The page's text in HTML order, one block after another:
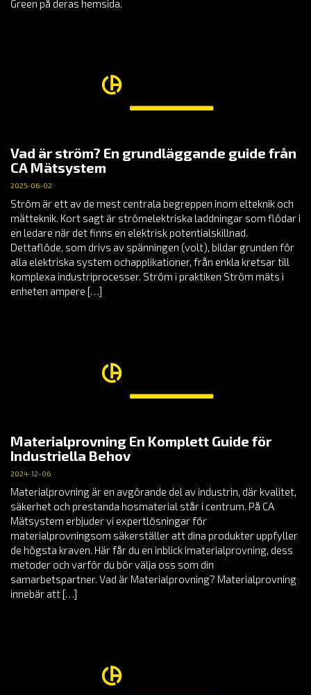
Green på deras hemsida.
Vad är ström? En grundläggande guide från
CA Mätsystem
2025-06-02
Ström är ett av de mest centrala begreppen inom elteknik och
mätteknik. Kort sagt är strömelektriska laddningar som flödar i
en ledare när det finns en elektrisk potentialskillnad.
Dettaflöde, som drivs av spänningen (volt), bildar grunden för
alla elektriska system ochapplikationer, från enkla kretsar till
komplexa industriprocesser. Ström i praktiken Ström mäts i
enheten ampere […]
Materialprovning En Komplett Guide för
Industriella Behov
2024-12-06
Materialprovning är en avgörande del av industrin, där kvalitet,
säkerhet och prestanda hosmaterial står i centrum. På CA
Mätsystem erbjuder vi expertlösningar för
materialprovningsom säkerställer att dina produkter uppfyller
de högsta kraven. Här får du en inblick imaterialprovning, dess
metoder och varför du bör välja oss som din
samarbetspartner. Vad är Materialprovning? Materialprovning
innebär att […]